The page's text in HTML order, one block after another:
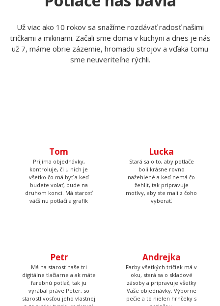
Už viac ako 10 rokov sa snažíme rozdávať radosť našimi
tričkami a mikinami. Začali sme doma v kuchyni a dnes je nás
už 7, máme obrie zázemie, hromadu strojov a vďaka tomu
sme neuveriteľne rýchli.
všetko čo má byť a keď
budete volať, bude na
druhom konci. Má starosť
väčšinu potlačí a grafík
nažehlené a keď nemá čo
žehliť, tak pripravuje
motívy, aby ste mali z čoho
vyberať.
farebnú potlač, tak ju
vyrábal práve Peter, so
starostlivosťou jeho vlastnej
a za zvuku tvrdej rockovej
hudby.
zásoby a pripravuje všetky
Vaše objednávky. Výborne
pečie a to nielen hrnčeky s
potlačou.